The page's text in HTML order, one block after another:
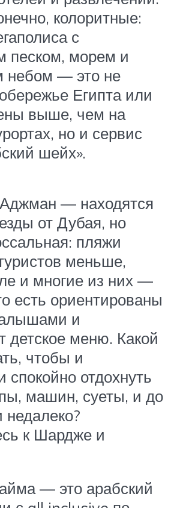
колоритные:
с
песком, морем и
небом — это не
Египта или
выше, чем на
но и сервис
шейх».
— находятся
от Дубая, но
пляжи
меньше,
и многие из них —
есть ориентированы
и
детское меню. Какой
чтобы и
спокойно отдохнуть
машин, суеты, и до
к Шардже и
— это арабский